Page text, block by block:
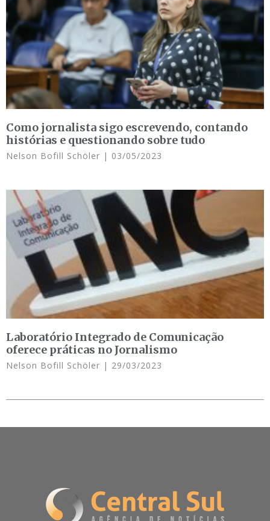
Como jornalista sigo escrevendo, contando
histórias e questionando sobre tudo
Nelson Bofill Schöler 03/05/2023
Laboratório Integrado de Comunicação
oferece práticas no Jornalismo
Nelson Bofill Schöler 29/03/2023